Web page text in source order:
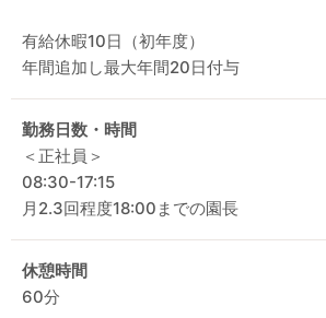
有給休暇10日（初年度）
年間追加し最大年間20日付与
勤務日数・時間
＜正社員＞
08:30-17:15
月2.3回程度18:00までの園長
休憩時間
60分